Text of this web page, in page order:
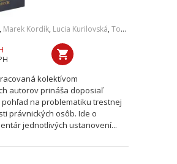
, Marek Kordík, Lucia Kurilovská, Tomáš Strémy
kolektívom
autorov prináša doposiaľ
na problematiku trestnej
právnických osôb. Ide o
jednotlivých ustanovení...